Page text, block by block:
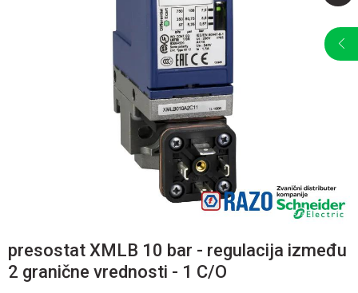
presostat XMLB 10 bar - regulacija između
2 granične vrednosti - 1 C/O